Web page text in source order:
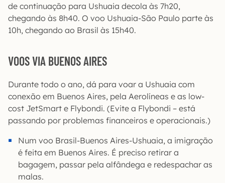
de continuação para Ushuaia decola às 7h20,
chegando às 8h40. O voo Ushuaia-São Paulo parte às
10h, chegando ao Brasil às 15h40.
VOOS VIA BUENOS AIRES
Durante todo o ano, dá para voar a Ushuaia com
conexão em Buenos Aires, pela Aerolíneas e as low-
cost JetSmart e Flybondi. (Evite a Flybondi – está
passando por problemas financeiros e operacionais.)
Num voo Brasil-Buenos Aires-Ushuaia, a imigração
é feita em Buenos Aires. É preciso retirar a
bagagem, passar pela alfândega e redespachar as
malas.